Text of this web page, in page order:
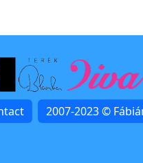
2007-2023 ©